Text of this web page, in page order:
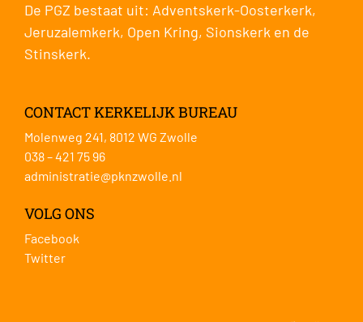
De PGZ bestaat uit: Adventskerk-Oosterkerk,
Jeruzalemkerk, Open Kring, Sionskerk en de
Stinskerk.
CONTACT KERKELIJK BUREAU
Molenweg 241, 8012 WG Zwolle
038 – 421 75 96
administratie@pknzwolle.nl
VOLG ONS
Facebook
Twitter